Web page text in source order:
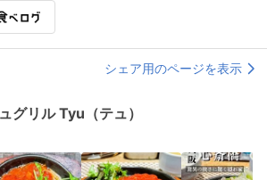
シェア用のページを表示
グリル Tyu（テュ）